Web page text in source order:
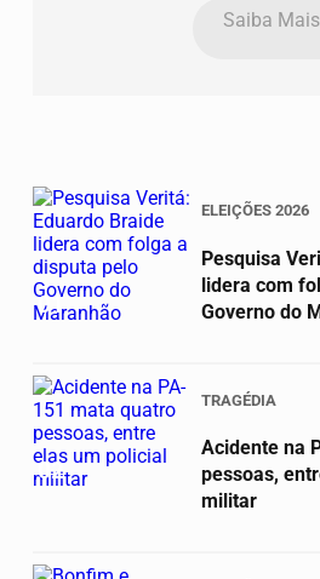
Saiba Mais
01
ELEIÇÕES 2026
Pesquisa
lidera com
Governo do
02
TRAGÉDIA
Acidente na
pessoas,
militar